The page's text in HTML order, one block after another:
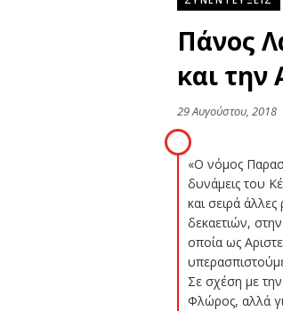
Πάνος
και την
29 Αυγούστου, 2018
«Ο νόμος
δυνάμεις του
και σειρά
δεκαετιών,
οποία ως
Σε σχέση με την
Φλώρος, αλλά